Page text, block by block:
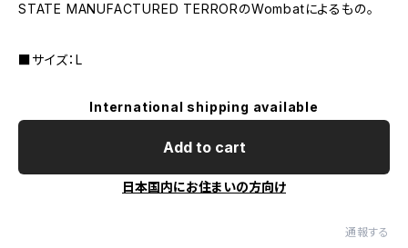
STATE MANUFACTURED TERRORのWombatによるもの。
■サイズ：L
International shipping available
Add to cart
日本国内にお住まいの方向け
通報する